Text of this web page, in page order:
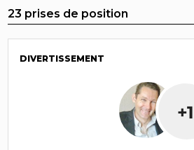
23 prises de position
DIVERTISSEMENT
+1